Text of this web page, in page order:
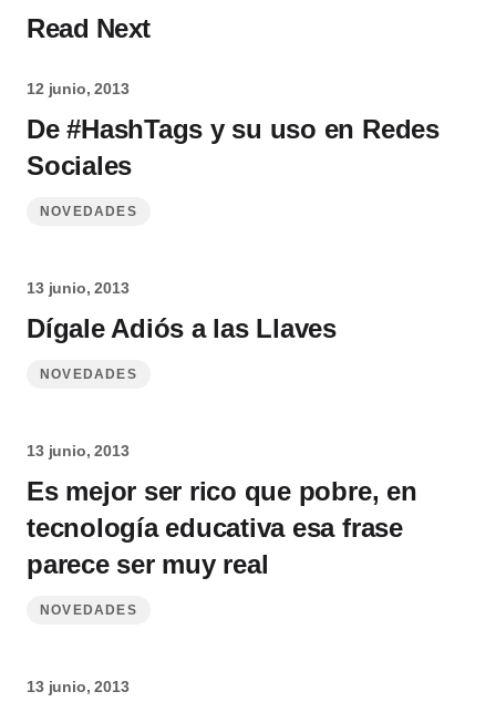
Read Next
12 junio, 2013
De #HashTags y su uso en Redes
Sociales
NOVEDADES
13 junio, 2013
Dígale Adiós a las Llaves
NOVEDADES
13 junio, 2013
Es mejor ser rico que pobre, en
tecnología educativa esa frase
parece ser muy real
NOVEDADES
13 junio, 2013